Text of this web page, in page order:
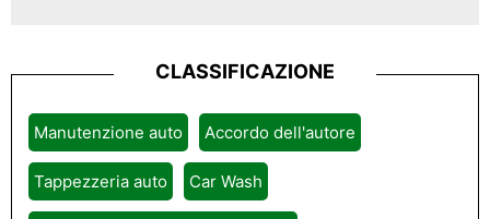
CLASSIFICAZIONE
Manutenzione auto Accordo dell'autore
Tappezzeria auto Car Wash